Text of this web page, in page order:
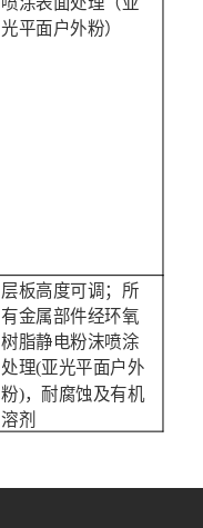
光平面户外粉）
层板高度可调； 所
有金属部件经环氧
树脂静电粉沫喷涂
处理(亚光平面户外
粉)，耐腐蚀及有机
溶剂